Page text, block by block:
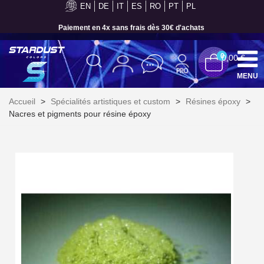
EN DE IT ES RO PT PL
Livraison sous 24 h en France Métropolitaine
Livraison offerte en France métropolitaine pour 250€ d'achats
00,00 €
MENU
Accueil > Spécialités artistiques et custom > Résines époxy >
Nacres et pigments pour résine époxy